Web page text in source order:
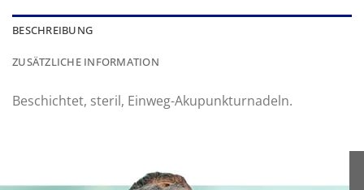
BESCHREIBUNG
ZUSÄTZLICHE INFORMATION
Beschichtet, steril, Einweg-Akupunkturnadeln.